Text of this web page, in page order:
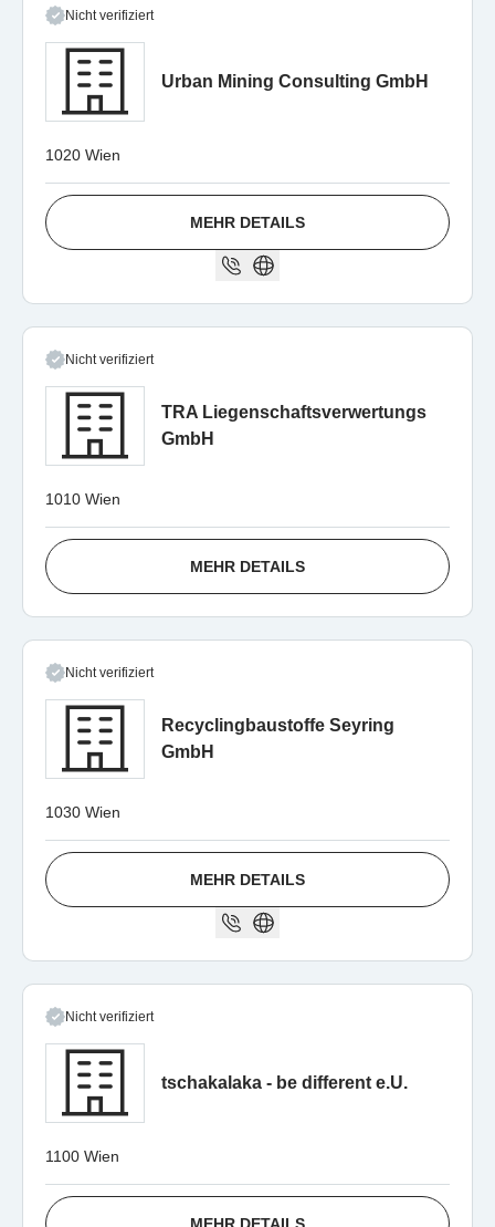
Nicht verifiziert
Urban Mining Consulting GmbH
1020 Wien
MEHR DETAILS
Nicht verifiziert
TRA Liegenschaftsverwertungs
GmbH
1010 Wien
MEHR DETAILS
Nicht verifiziert
Recyclingbaustoffe Seyring
GmbH
1030 Wien
MEHR DETAILS
Nicht verifiziert
tschakalaka - be different e.U.
1100 Wien
MEHR DETAILS